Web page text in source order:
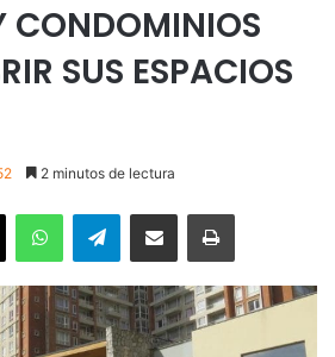
CONDOMINIOS
SUS ESPACIOS
2 minutos de lectura
X WhatsAppTelegramEnviar vía email Imprimir